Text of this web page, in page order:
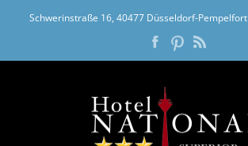
Schwerinstraße 16, 40477 Düsseldorf-Pempelfort